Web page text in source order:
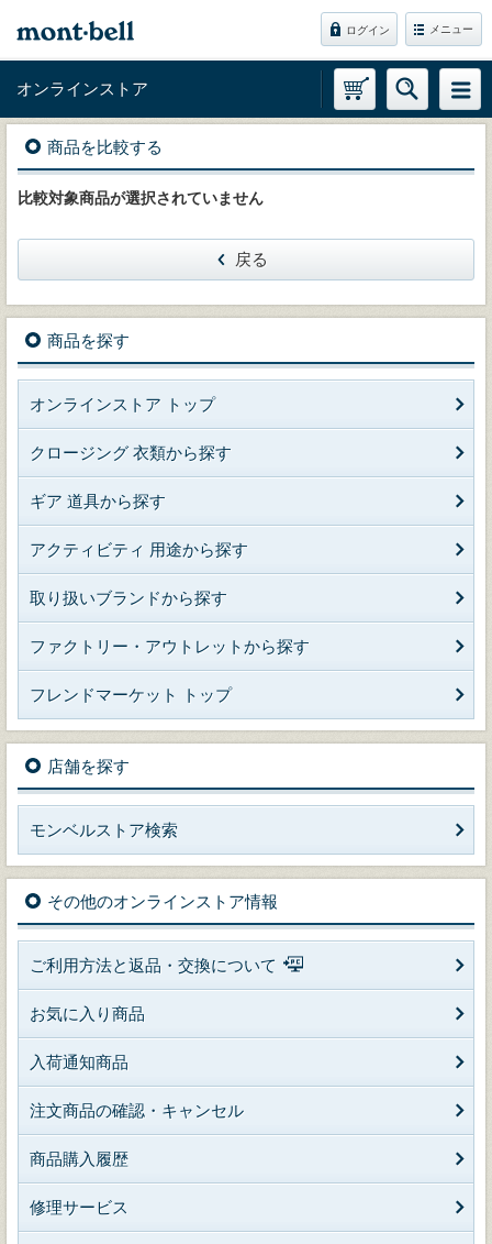
ログイン メニュー
オンラインストア
商品を比較する
比較対象商品が選択されていません
戻る
商品を探す
オンラインストア トップ
クロージング 衣類から探す
ギア 道具から探す
アクティビティ 用途から探す
取り扱いブランドから探す
ファクトリー・アウトレットから探す
フレンドマーケット トップ
店舗を探す
モンベルストア検索
その他のオンラインストア情報
ご利用方法と返品・交換について
お気に入り商品
入荷通知商品
注文商品の確認・キャンセル
商品購入履歴
修理サービス